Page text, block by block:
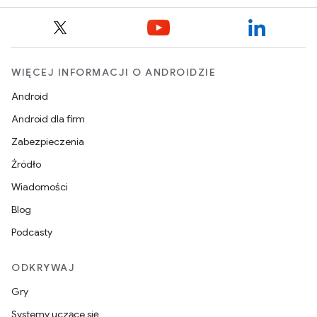
WIĘCEJ INFORMACJI O ANDROIDZIE
Android
Android dla firm
Zabezpieczenia
Źródło
Wiadomości
Blog
Podcasty
ODKRYWAJ
Gry
Systemy uczące się